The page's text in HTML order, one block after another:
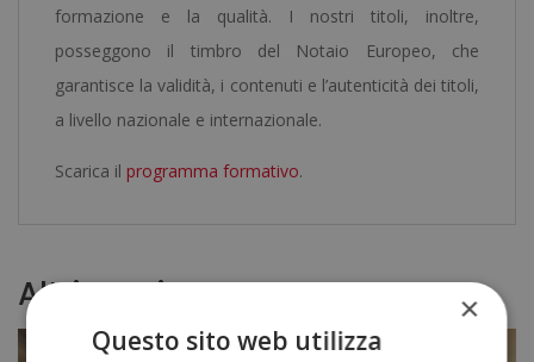
formazione e la qualità. I nostri titoli, inoltre,
posseggono il timbro del Notaio Europeo, che
garantisce la validità, i contenuti e l’autenticità dei titoli,
a livello nazionale e internazionale.
Scarica il programma formativo.
Altri corsi ×
Questo sito web utilizza